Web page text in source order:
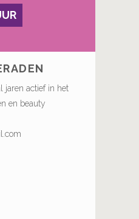
jaren actief in het
en beauty